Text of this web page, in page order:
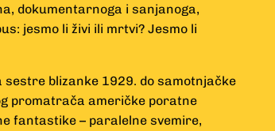
dokumentarnoga i sanjanoga,
jesmo li živi ili mrtvi? Jesmo li
blizanke 1929. do samotnjačke
promatrača američke poratne
fantastike – paralelne svemire,